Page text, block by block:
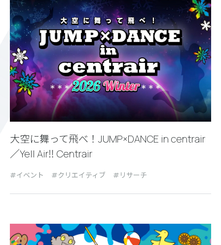
大空に舞って飛べ！JUMP×DANCE in centrair
／Yell Air‼ Centrair
イベント クリエイティブ リサーチ